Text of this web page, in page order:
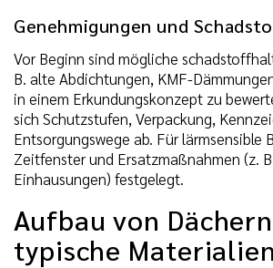
Genehmigungen und
Vor Beginn sind mögliche
B. alte Abdichtungen, KMF-
in einem Erkundungskonzept zu
sich Schutzstufen, Verpackung,
Entsorgungswege ab. Für lärmsensible
Zeitfenster und Ersatzmaßnahmen (z.
Einhausungen) festgelegt.
Aufbau von
typische Materialien